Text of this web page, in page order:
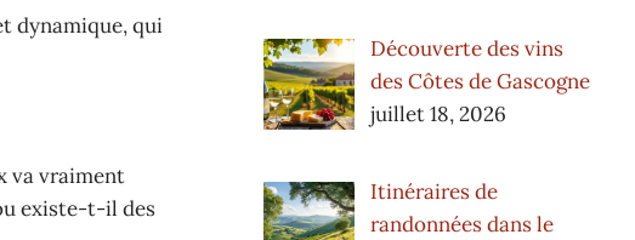
dynamique, qui
va vraiment
existe-t-il des
Découverte des vins
des Côtes de Gascogne
juillet 18, 2026
Itinéraires de
randonnées dans le